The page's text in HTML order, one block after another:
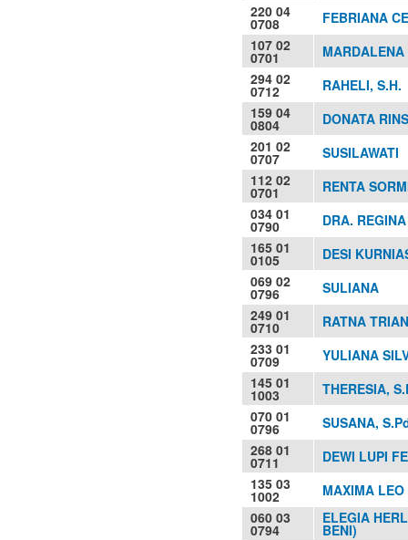
220 04
0708
FEBRIANA
107 02
0701
MARDALENA
294 02
0712
RAHELI, S.H.
159 04
0804
DONATA
201 02
0707
SUSILAWATI
112 02
0701
RENTA
034 01
0790
DRA.
165 01
0105
DESI
069 02
0796
SULIANA
249 01
0710
RATNA
233 01
0709
YULIANA
145 01
1003
THERESIA,
070 01
0796
SUSANA,
268 01
0711
DEWI LUPI
135 03
1002
MAXIMA LEO
060 03
0794
ELEGIA
BENI)